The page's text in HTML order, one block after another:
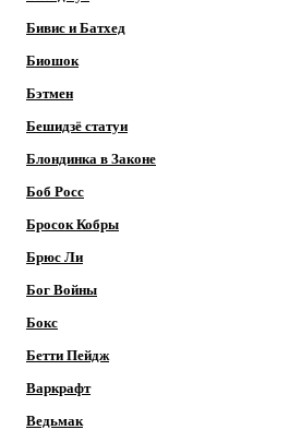
Бивис и Батхед
Биошок
Бэтмен
Бешидзё статуи
Блондинка в Законе
Боб Росс
Бросок Кобры
Брюс Ли
Бог Войны
Бокс
Бетти Пейдж
Варкрафт
Ведьмак